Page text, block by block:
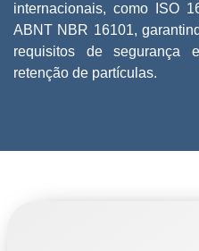
internacionais, como ISO
ABNT NBR 16101,
requisitos de segurança
retenção de partículas.